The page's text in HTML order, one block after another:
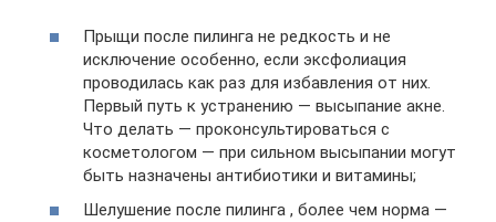
Прыщи после пилинга не редкость и не
исключение особенно, если эксфолиация
проводилась как раз для избавления от них.
Первый путь к устранению — высыпание акне.
Что делать — проконсультироваться с
косметологом — при сильном высыпании могут
быть назначены антибиотики и витамины;
Шелушение после пилинга , более чем норма —